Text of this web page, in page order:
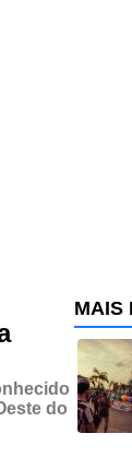
do
MAIS